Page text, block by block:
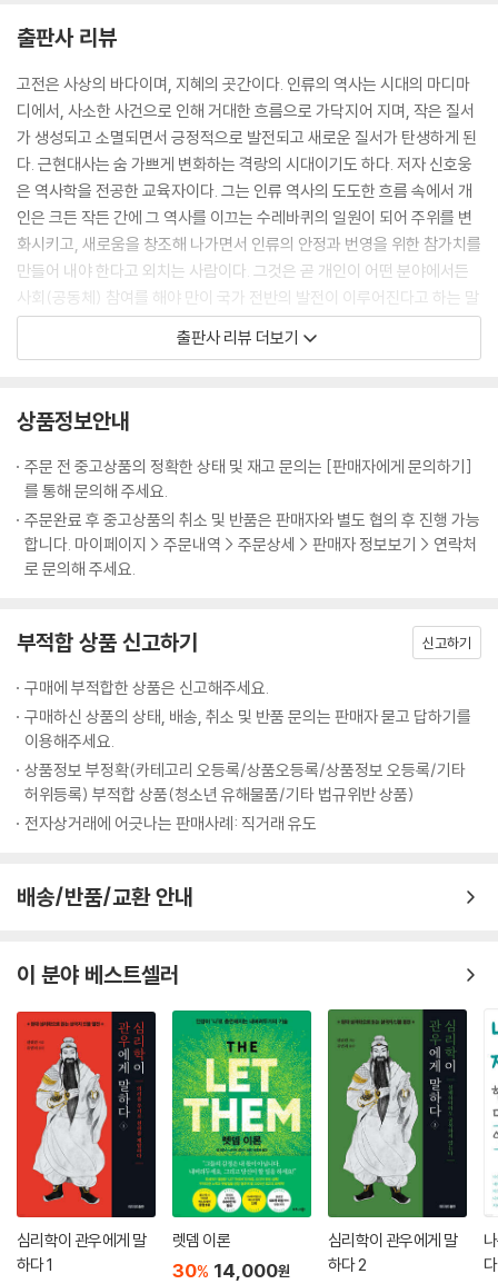
죽기를 각오하면 살고 요행히 살기를 바라면 죽는다
호가호위하는 자는 결국 패가망신한다
소신을 파는 곡학아세로 자리를 구걸하지 않는다
05. 천하경영의 교훈과 지혜
- 천하를 어떻게 경영할 것인가
눈물로 표를 지어 천하경영의 요체를 아뢰다
중상모략이나 헛소문에 현혹되지 않는다
창업도 어렵지만 그것을 지키는 것은 더 어렵다
말을 가리켜 사슴이라 하는 무리가 권력을 농단하다
한번 엎질러진 물은 주워 담지 못한다
골육간의 다툼은 반드시 패가망신으로 끝난다
저마다 가장 뛰어난 재능을 찾아 발휘한다
일마다 그 특성에 따른 적임자가 따로 있다
그릇이 크면 다 품어 안을 수 있다
생각난 날이 바로 길일이다
태산이 무너져도 낯빛 하나 바뀌지 않는다
세치 혀로 백만 대군을 제압하다
부정한 짓은 반드시 패가망신으로 돌아온다
멀리 있는 물로는 발등의 불을 끄지 못한다
무모한 만용과 진정한 용기는 구분할 줄 알아야 한다
약속은 가볍게 하지 않되 한번 했으면 반드시 지킨다
에는 좀더 섬뜩한 고사가 등장한다. 과거에 응시하러 가던 범거경范巨卿
이라는 젊은이가 도중에 동상에 걸려 다 죽게 되었다. 역시 과거를 보러 가
던 장려張勵라는 젊은이가 그를 발견하고 며칠 동안 정성껏 돌봐주었다.
두 사람 모두 시험 날짜는 놓치고 말았지만, 대신 의형제를 맺었다. 둘은 다
음해 중양절重陽節(음력 9월 9일)에 장려의 집에서 만나기로 약속했다.
해가 바뀌어 약속한 날이 되자 장려는 음식을 장만해놓고 범거경을 기다렸
다. 날이 저물도록 손님은 나타나지 않았다. 이윽고 깊은 밤, 초췌한 몰골에
수심 가득한 표정의 범거경이 기척도 없이 장려의 방에 들어섰다. 그는 산
사람이 아니라 범거경의 귀신이었다. 생활고에 시달리던 범거경은 중양절
당일에야 뒤늦게 약속을 기억해냈지만 천 리 길을 가기에는 이미 때가 늦
었다. 어쩔 줄 몰라 하다가 “귀신은 천 리 길도 단숨에 갈 수 있다”는 말을
듣고는 스스로 목숨을 끊어 약속을 지킨 것이다.
춘추전국시대 유세객 소진蘇秦은 연왕을 만나 유세하면서 미생지신尾生
莊子도 우화에서 도척을 통해 미생을 비판하고 있다. “이런 인간들은 책
는 돼지, 깡통을 손에 든 비렁뱅이와 같이 쓸데없는 명목名目에 구애되어
하나밖에 없는 목숨을 아끼지 않는 자들로 진정한 삶의 길을 모르는 패거
리일 뿐이다.”
소진이나 도척의 말도 일리는 있다. 그러나 산업사회가 진행되면서 우리
사회는 너무도 많이 변해가고 있다. 비록 융통성과는 담을 쌓았더라도 약
현실에서는 신의信義가 헌신짝 취급을 당하기 있기 때문이다. 신의를 최
고의 덕목으로 치던 유교적 전통사회의 가치관은 뿌리째 흔들리고, 눈앞의
이해관계 때문에 약속을 헌신짝처럼 저버리는 일이 비일비재하다. 약속은
법이다. 법이 지켜져야 국가와 사회가 건강해지듯이 비록 불리한 약속이라
도 지켜야 한다. 도산島山 안창호安昌浩 선생이 한 어린이와 공원에서 만
나기로 한 약속을 지키기 위해 위험을 무릅쓰고 약속 장소로 갔다가 일경
日警에게 붙잡힌 이야기는 이제 전설이 되어버렸다.
건설하고 있었다. 현장에서 십장으로 일하던 A는, 웬만한 직원 열 사람 몫
탄을 맞은 그는 중태에 빠져 병원 중환자실에 입원했다. 사원들은 교대로
수혈을 하고 밤에는 병원으로 달려가 병상을 지켰다. 하지만 그는 나날이
기력이 떨어졌다. 그렇게 한 달이 지날 즈음, 그는 죽음을 앞두고 현장 책임
자 L에게 부탁을 남겼다.
“당신은 유능해서 틀림없이 장차 이 회사 책임자가 될 겁니다. 그때 내 가
족이 찾아가거든 모른다 하지 마시고 딱 한 번만 도와주시오.”
“그때 제가 어디서 무슨 일을 하고 있을지 모르겠지만 제 힘이 닿는 일이라
면 무엇이든 돕겠습니다. 약속합니다. 그러니 마음 놓으시고 어서 기운을
차리셔야지요.”
이 약속의 말을 들은 A는 곧 세상을 떠나고 말았다. 그 부탁이 유언이 되고
만 셈이다.
그로부터 20여 년이 지난 어느 날, 그 건설회사 사장이 된 L에게 어떤 부인
출판사 리뷰
고전은 사상의 바다이며, 지혜의 곳간이다. 인류의 역사는 시대의 마디마
디에서, 사소한 사건으로 인해 거대한 흐름으로 가닥지어 지며, 작은 질서
가 생성되고 소멸되면서 긍정적으로 발전되고 새로운 질서가 탄생하게 된
다. 근현대사는 숨 가쁘게 변화하는 격랑의 시대이기도 하다. 저자 신호웅
은 역사학을 전공한 교육자이다. 그는 인류 역사의 도도한 흐름 속에서 개
인은 크든 작든 간에 그 역사를 이끄는 수레바퀴의 일원이 되어 주위를 변
화시키고, 새로움을 창조해 나가면서 인류의 안정과 번영을 위한 참가치를
만들어 내야 한다고 외치는 사람이다. 그것은 곧 개인이 어떤 분야에서든
사회(공동체) 참여를 해야 만이 국가 전반의 발전이 이루어진다고 하는 말
과도 일맥상통한다. 그러하기에 저자는 치열한 역사인식과 자기 통찰의 철
학, 그리고 이를 바탕으로 한 지혜가 만들어져야 한다고 보는 것이다. 그러
할 수 있다고 강조하고 있는 것이다.
그런 점에서 근간의 주입식교육, 왜곡된 역사관, 천박한 이념과 사상을 바
라보는 그의 눈에는 미래의 개인이나 국가 모두가 파멸에 이르게 될 지도
모른다는 안타까움이 비쳐지고 있는 듯하다. 그런 안타까움에서 쓰여 진
이 책은 대학의 교양교과서로도 활용할 수 있고, 중고등학생들이 편하게
접근할 수 있도록 눈높이를 조절하여, 누구나 난해한 고전을 가까이 할 수
다양한 모델을 제시하면서 이를 위한 지혜와 어려운 고비를 넘기는데 필요
단락 지어 모으고, 재해석 하여 그 진리의 참수를 쉽게 들여다 볼 수 있게
하여 독자들의 수고를 덜어주고 있는 것이다.
이 책에 인용된 고전은 《사가》 《헌서》 《후한서》 《삼국지》 《채근담》 《십팔
사략》 《초한지》 《삼국지연의》 《논어》 《맹자》 《장자》 《한비자》 《손자병
법》 《순자》 등이다. 저자는 이들 고전 가운데서도 특히 《삼국지연의》와 관
련된 모든 지역을 답사하면서 보고 느낀 감정을 토대로 각 영웅들의 삶의
옥한 광야도 답사하면서 현지인들의 설명과 해설 등을 참고하면서 예전의
고사들을 재해석하면서 이 책의 중심글로 삼고 있다. 그리고 이러한 생동
우리가 놓치고 지나쳐 버린 《삶의 지혜》를, 이 책은 다시 붙잡아다가 우리
에게 되돌려주고 있는 것이다.
저자는 진정한 인생 공부란 경험을 쌓고 마음을 닦는 것이라고 하고 있다.
그러기 위해서는 고전을 통해 인류역사에 영향을 끼친 인물을 자기화 시키
고, 또한 그들로부터 얻은 간접 경험을 자신의 지혜로 승화시켜 한 차원 높
은 삶을 구가해야 한다고 저자는 이 책 속에서 외치고 있는 것이다.
출판사 리뷰 더보기
상품정보안내
주문 전 중고상품의 정확한 상태 및 재고 문의는 [판매자에게 문의하기]
를 통해 문의해 주세요.
주문완료 후 중고상품의 취소 및 반품은 판매자와 별도 협의 후 진행 가능
합니다. 마이페이지 > 주문내역 > 주문상세 > 판매자 정보보기 > 연락처
로 문의해 주세요.
부적합 상품 신고하기 신고하기
구매에 부적합한 상품은 신고해주세요.
구매하신 상품의 상태, 배송, 취소 및 반품 문의는 판매자 묻고 답하기를
이용해주세요.
상품정보 부정확(카테고리 오등록/상품오등록/상품정보 오등록/기타
허위등록) 부적합 상품(청소년 유해물품/기타 법규위반 상품)
전자상거래에 어긋나는 판매사례: 직거래 유도
배송/반품/교환 안내
이 분야 베스트셀러
심리학이 관우에게 말
하다 1
렛뎀 이론
30% 14,000원
심리학이 관우에게 말
하다 2
다